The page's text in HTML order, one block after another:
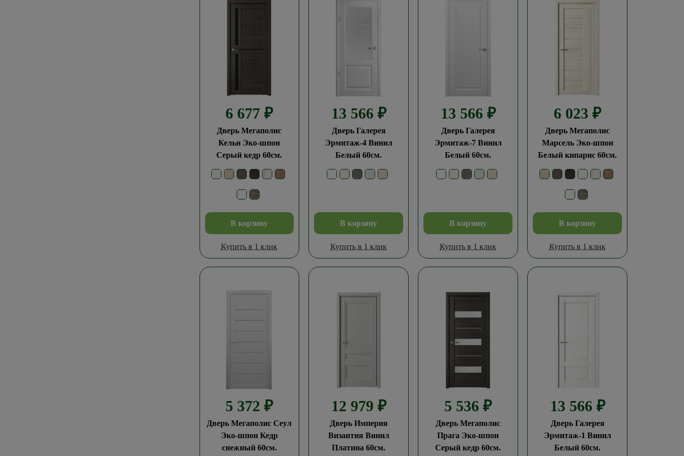
6 677₽
Дверь Мегаполис
Кельн Эко-шпон
Серый кедр 60см.
В корзину
Купить в 1 клик
13 566 ₽
Дверь Галерея
Эрмитаж-4 Винил
Белый 60см.
В корзину
Купить в 1 клик
13 566 ₽
Дверь Галерея
Эрмитаж-7 Винил
Белый 60см.
В корзину
Купить в 1 клик
6 023₽
Дверь Мегаполис
Марсель Эко-шпон
Белый кипарис 60см.
В корзину
Купить в 1 клик
5 372₽
Дверь Мегаполис Сеул
Эко-шпон Кедр
снежный 60см.
12 979 ₽
Дверь Империя
Византия Винил
Платина 60см.
5 536₽
Дверь Мегаполис
Прага Эко-шпон
Серый кедр 60см.
13 566 ₽
Дверь Галерея
Эрмитаж-1 Винил
Белый 60см.